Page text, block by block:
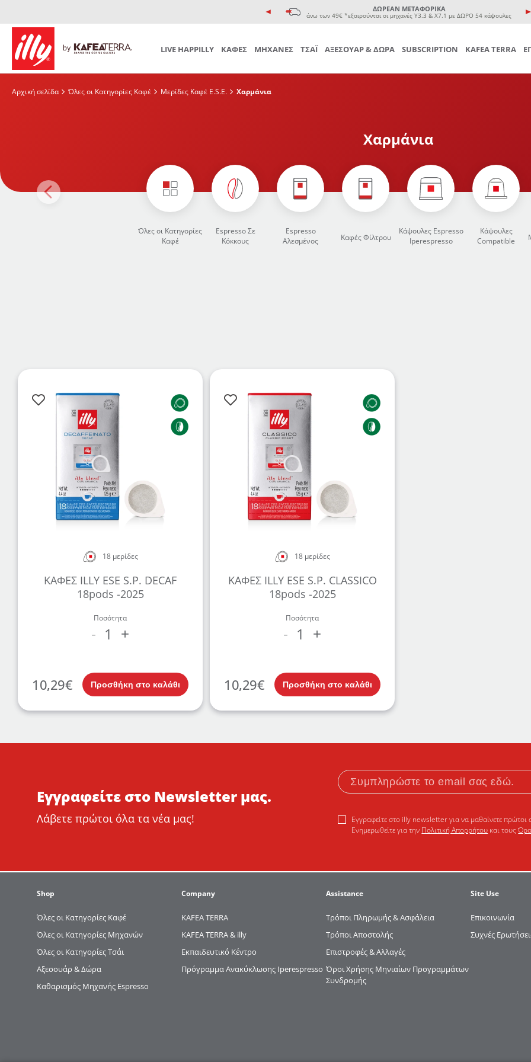
ΔΩΡΕΑΝ ΜΕΤΑΦΟΡΙΚΑ
άνω των 49€ *εξαιρούνται οι μηχανές Υ3.3 & Χ7.1 με ΔΩΡΟ 54 κάψουλες
LIVE HAPPILLY ΚΑΦΕΣ ΜΗΧΑΝΕΣ ΤΣΑΪ ΑΞΕΣΟΥΑΡ & ΔΩΡΑ
Αξεσουάρ Τσαγιού
SUBSCRIPTION KAFEA TERRA
Αρχική σελίδα Όλες οι Κατηγορίες Καφέ Μερίδες Καφέ E.S.E. Χαρμάνια
Χαρμάνια
Όλες οι Κατηγορίες
Καφέ
Espresso Σε
Κόκκους
Espresso
Αλεσμένος
Καφές Φίλτρου
Κάψουλες Espresso
Iperespresso
Κάψουλες
Compatible
18 μερίδες
ΚΑΦΕΣ ILLY ESE S.P. DECAF
18pods -2025
Ποσότητα
- 1 +
10,29€ Προσθήκη στο καλάθι
18 μερίδες
ΚΑΦΕΣ ILLY ESE S.P. CLASSICO
18pods -2025
Ποσότητα
- 1 +
10,29€ Προσθήκη στο καλάθι
Εγγραφείτε στο Newsletter μας.
Λάβετε πρώτοι όλα τα νέα μας!
Εγγραφείτε στο illy newsletter για να μαθαίνετε πρώτοι
Ενημερωθείτε για την Πολιτική Απορρήτου και τους
Shop
Όλες οι Κατηγορίες Καφέ
Όλες οι Κατηγορίες Μηχανών
Όλες οι Κατηγορίες Τσάι
Αξεσουάρ & Δώρα
Καθαρισμός Μηχανής Espresso
Company
KAFEA TERRΑ
KAFEA TERRA & illy
Εκπαιδευτικό Κέντρο
Πρόγραμμα Ανακύκλωσης Iperespresso
Assistance
Τρόποι Πληρωμής & Ασφάλεια
Τρόποι Αποστολής
Επιστροφές & Αλλαγές
Όροι Χρήσης Μηνιαίων Προγραμμάτων
Συνδρομής
Site Use
Επικοινωνία
Συχνές
Δημιουργήστε τον προσωπικό σας λογαριασμό και αποθηκεύστε την δική σας
Βρείτε το προϊόν που επιθυμείτε και πατήστε στο κουμπί "Προσθήκη στα
Βρείτε την δική σας λίστα Αγαπημένων στο προφίλ σας.